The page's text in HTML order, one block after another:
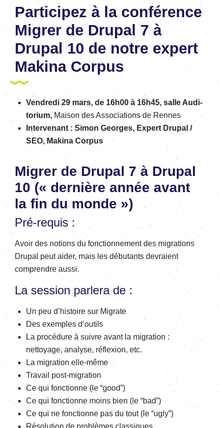
Parti­ci­pez à la confé­rence
Migrer de Drupal 7 à
Drupal 10 de notre expert
Makina Corpus
Vendredi 29 mars, de 16h00 à 16h45, salle Audi­
to­rium, Maison des Asso­cia­tions de Rennes
Inter­ve­nant : Simon Georges, Expert Drupal /
SEO, Makina Corpus
Migrer de Drupal 7 à Drupal
10 (« dernière année avant
la fin du monde »)
Pré-requis :
Avoir des notions du fonc­tion­ne­ment des migra­tions
Drupal peut aider, mais les débu­tants devraient
comprendre aussi.
La session parlera de :
Un peu d’his­toire sur Migrate
Des exemples d’ou­tils
La procé­dure à suivre avant la migra­tion :
nettoyage, analyse, réflexion, etc.
La migra­tion elle-même
Travail post-migra­tion
Ce qui fonc­tionne (le “good”)
Ce qui fonc­tionne moins bien (le “bad”)
Ce qui ne fonc­tionne pas du tout (le “ugly”)